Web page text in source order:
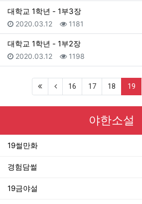
대학교 1학년 - 1부3장
등록일
2020.03.12 조회
1181
대학교 1학년 - 1부2장
등록일
2020.03.12 조회
1198
16 17 18 19
야한소설
19썰만화
경험담썰
19금야설